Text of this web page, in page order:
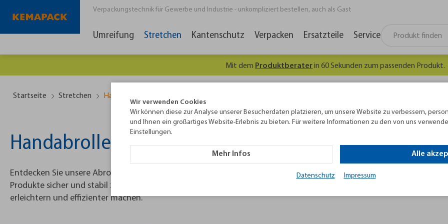
Verpackungstechnik für Gewerbe und Industrie - unkompliziert bestellen, auch als Gast
Umreifung Stretchen Kantenschutz Verpacken Ersatzteile Service
Mit dem Produktberaterin 60 Sekunden zum passenden Produkt.
Startseite Stretchen Handabroller
Handabroller
Entdecken Sie unsere Abrollgeräte für Handstretchfolie und Ministretchfolie! Handstretchfolie ist eine gängige
Produkte sicher und stabil zu verpacken. Bei Kemapack bieten wir Abrollgeräte für Handstretchfolie an, die das
erleichtern und effizienter machen.
Wir verwenden Cookies
Wir können diese zur Analyse unserer Besucherdaten platzieren, um unsere Website zu verbessern,
und Ihnen ein großartiges Website-Erlebnis zu bieten. Für weitere Informationen zu den von uns
Einstellungen.
Mehr Infos Alle
Datenschutz Impressum